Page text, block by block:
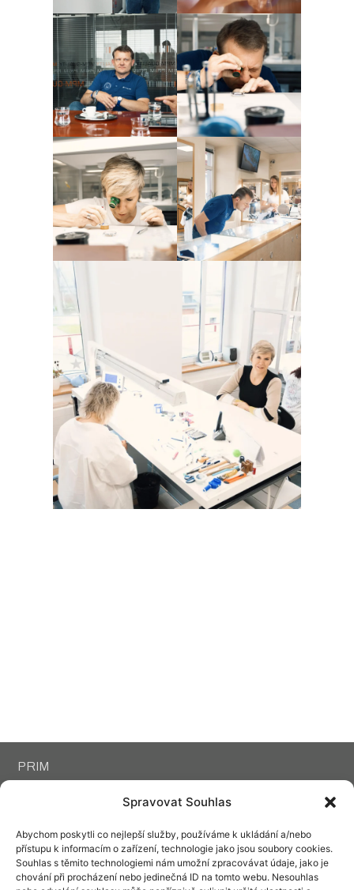
Spravovat Souhlas
Abychom poskytli co nejlepší služby, používáme k ukládání a/nebo
přístupu k informacím o zařízení, technologie jako jsou soubory cookies.
Souhlas s těmito technologiemi nám umožní zpracovávat údaje, jako je
chování při procházení nebo jedinečná ID na tomto webu. Nesouhlas
PRIM
PRODEJCI
SOCIÁLNÍ SÍTĚ
SLUŽBY
SESTAV SI PRIMKY
DARUJTE PRIMKY